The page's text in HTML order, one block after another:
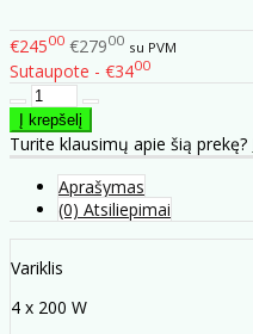
€24500 €27900 su PVM
Sutaupote - €3400
Turite klausimų apie šią prekę?
Aprašymas
(0) Atsiliepimai
Variklis
4 x 200 W